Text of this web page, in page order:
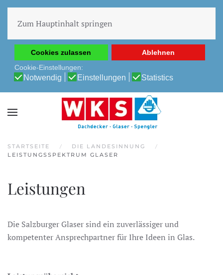
Erfahrung auf unserer Website zu ermöglichen.
Cookie-Richtlinie
Datenschutz-Bestimmungen
Cookies zulassen
Ablehnen
Cookie-Einstellungen:
Notwendig Einstellungen Statistics
Zum Hauptinhalt springen
STARTSEITE
DIE LANDESINNUNG
LEISTUNGSSPEKTRUM GLASER
Leistungen
Die Salzburger Glaser sind ein zuverlässiger und
kompetenter Ansprechpartner für Ihre Ideen in Glas.